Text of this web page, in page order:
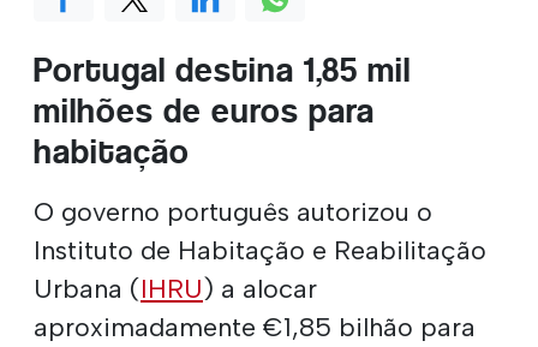
Portugal destina 1,85 mil
milhões de euros para
habitação
O governo português autorizou o
Instituto de Habitação e Reabilitação
Urbana (IHRU) a alocar
aproximadamente €1,85 bilhão para